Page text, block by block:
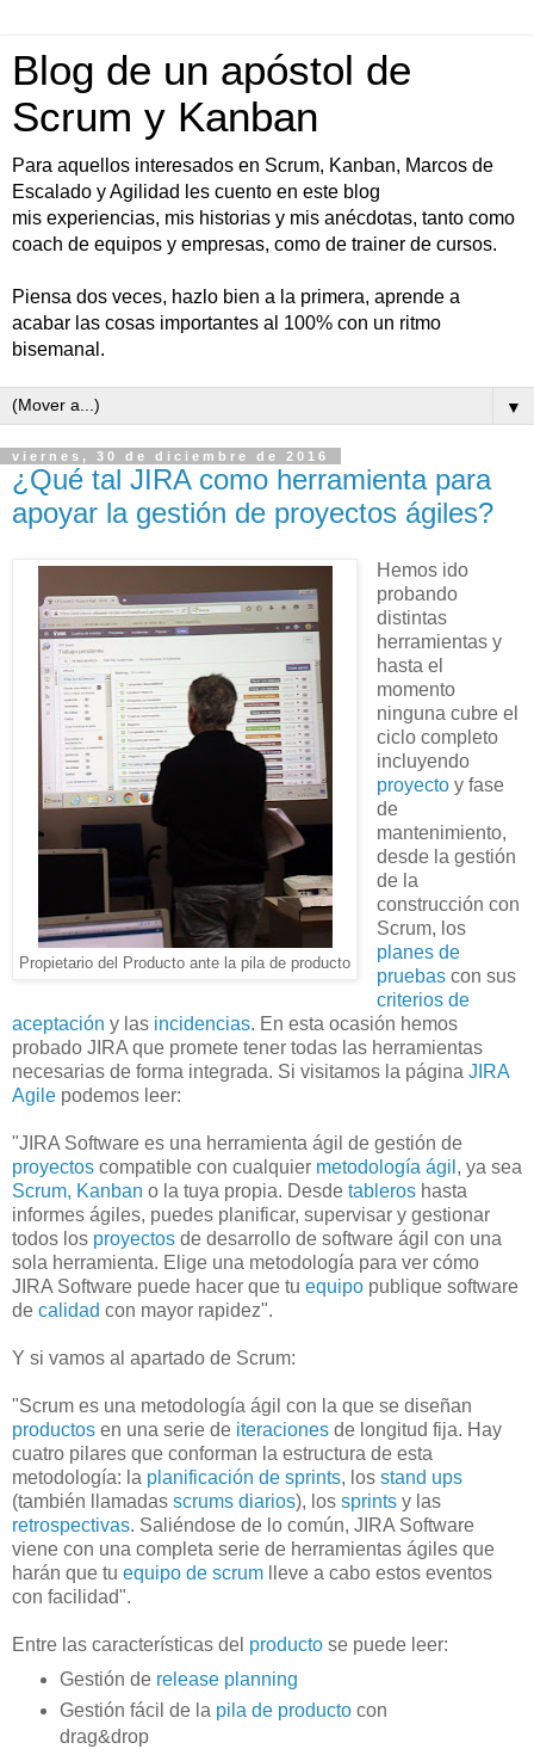
Blog de un apóstol de
Scrum y Kanban
Para aquellos interesados en Scrum, Kanban, Marcos de
Escalado y Agilidad les cuento en este blog
mis experiencias, mis historias y mis anécdotas, tanto como
coach de equipos y empresas, como de trainer de cursos.
Piensa dos veces, hazlo bien a la primera, aprende a
acabar las cosas importantes al 100% con un ritmo
bisemanal.
▼
viernes, 30 de diciembre de 2016
¿Qué tal JIRA como herramienta para
apoyar la gestión de proyectos ágiles?
Propietario del Producto ante la pila de producto
Hemos ido
probando
distintas
herramientas y
hasta el
momento
ninguna cubre el
ciclo completo
incluyendo
proyectoy fase
de
mantenimiento,
desde la gestión
de la
construcción con
Scrum, los
planes de
pruebascon sus
criterios de
aceptación y las incidencias. En esta ocasión hemos
probado JIRA que promete tener todas las herramientas
necesarias de forma integrada. Si visitamos la página JIRA
Agile podemos leer:
"JIRA Software es una herramienta ágil de gestión de
proyectos compatible con cualquier metodología ágil , ya sea
Scrum, Kanban o la tuya propia. Desde tableros hasta
informes ágiles, puedes planificar, supervisar y gestionar
todos los proyectos de desarrollo de software ágil con una
sola herramienta. Elige una metodología para ver cómo
JIRA Software puede hacer que tu equipo publique software
de calidad con mayor rapidez".
Y si vamos al apartado de Scrum:
"Scrum es una metodología ágil con la que se diseñan
productos en una serie de iteraciones de longitud fija. Hay
cuatro pilares que conforman la estructura de esta
metodología: la planificación de sprints, los stand ups
(también llamadas scrums diarios), los sprints y las
retrospectivas. Saliéndose de lo común, JIRA Software
viene con una completa serie de herramientas ágiles que
harán que tu equipo de scrum lleve a cabo estos eventos
con facilidad".
Entre las características del producto se puede leer:
Gestión de release planning
Gestión fácil de la pila de productocon
drag&drop